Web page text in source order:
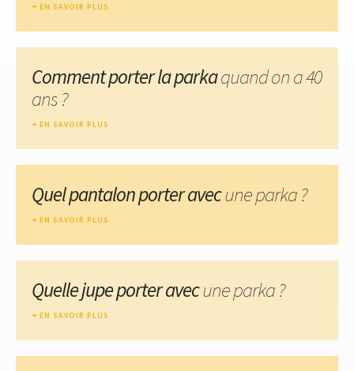
EN SAVOIR PLUS
Comment porter la parkaquand on a 40
ans ?
EN SAVOIR PLUS
Quel pantalon porter avecune parka ?
EN SAVOIR PLUS
Quelle jupe porter avecune parka ?
EN SAVOIR PLUS